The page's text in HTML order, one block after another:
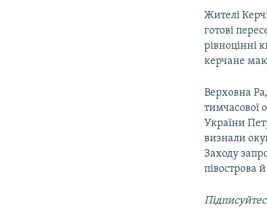
Жителі
готові
рівноцінні
керчане
Верховна
тимчасової
України
визнали
Заходу
півострова